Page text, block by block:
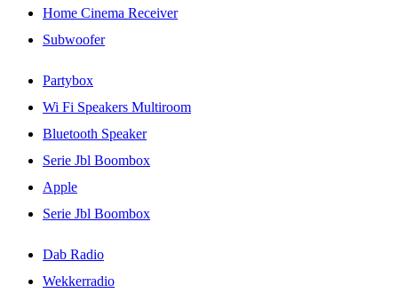
Home Cinema Receiver
Subwoofer
Partybox
Wi Fi Speakers Multiroom
Bluetooth Speaker
Serie Jbl Boombox
Apple
Serie Jbl Boombox
Dab Radio
Wekkerradio